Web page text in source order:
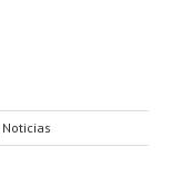
Noticias